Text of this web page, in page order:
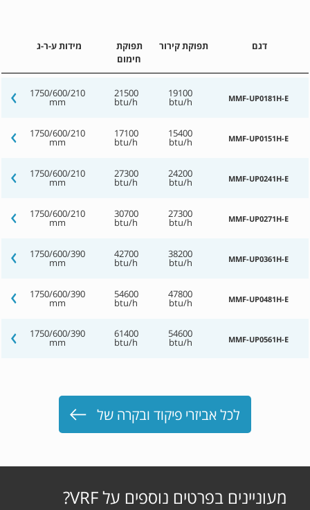
דגם תפוקת קירור
תפוקת
חימום
מידות ע-ר-ג
MMF-UP0181H-E
19100
btu/h
21500
btu/h
1750/600/210
mm
MMF-UP0151H-E
15400
btu/h
17100
btu/h
1750/600/210
mm
MMF-UP0241H-E
24200
btu/h
27300
btu/h
1750/600/210
mm
MMF-UP0271H-E
27300
btu/h
30700
btu/h
1750/600/210
mm
MMF-UP0361H-E
38200
btu/h
42700
btu/h
1750/600/390
mm
MMF-UP0481H-E
47800
btu/h
54600
btu/h
1750/600/390
mm
MMF-UP0561H-E
54600
btu/h
61400
btu/h
1750/600/390
mm
לכל אביזרי פיקוד ובקרה של
מעוניינים בפרטים נוספים על VRF?